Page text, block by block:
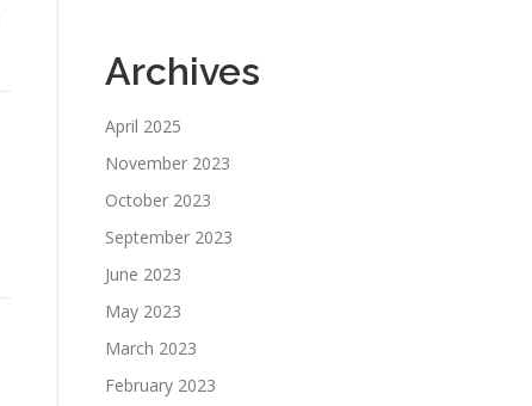
Archives
April 2025
November 2023
October 2023
September 2023
June 2023
May 2023
March 2023
February 2023